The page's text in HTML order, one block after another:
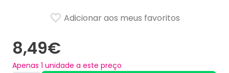
8,49€
Apenas 1 unidade a este preço
Adicionar aos meus favoritos